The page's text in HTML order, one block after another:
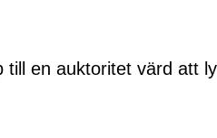
en auktoritet värd att